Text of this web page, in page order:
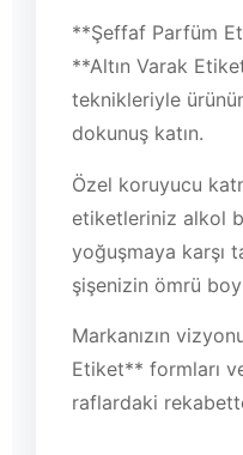
**Şeffaf Parfüm
**Altın Varak
teknikleriyle
dokunuş katın.
Özel koruyucu
etiketleriniz alkol
yoğuşmaya karşı
şişenizin ömrü
Markanızın
Etiket** formları
raflardaki